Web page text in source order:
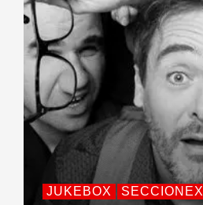
JUKEBOX SECCIONEX